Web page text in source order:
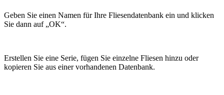
Geben Sie einen Namen für Ihre Fliesendatenbank ein und klicken
Sie dann auf „OK“.
Erstellen Sie eine Serie, fügen Sie einzelne Fliesen hinzu oder
kopieren Sie aus einer vorhandenen Datenbank.